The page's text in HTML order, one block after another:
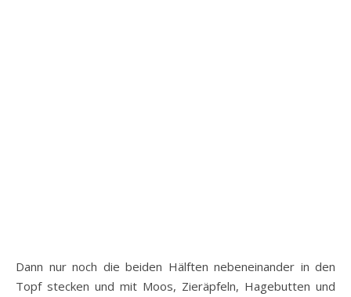
Dann nur noch die beiden Hälften nebeneinander in den
Topf stecken und mit Moos, Zieräpfeln, Hagebutten und